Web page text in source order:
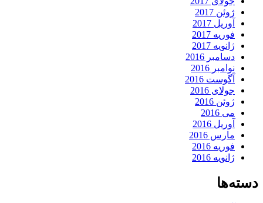
ژوئن 2017
آوریل 2017
فوریه 2017
ژانویه 2017
دسامبر 2016
نوامبر 2016
آگوست 2016
جولای 2016
ژوئن 2016
می 2016
آوریل 2016
مارس 2016
فوریه 2016
ژانویه 2016
دسته‌ها